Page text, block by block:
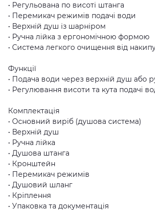
• Регульована по висоті штанга
• Перемикач режимів подачі води
• Верхній душ із шарніром
• Ручна лійка з ергономічною формою
• Система легкого очищення від
Функції
• Подача води через верхній душ або
• Регулювання висоти та кута подачі
Комплектація
• Основний виріб (душова система)
• Верхній душ
• Ручна лійка
• Душова штанга
• Кронштейн
• Перемикач режимів
• Душовий шланг
• Кріплення
• Упаковка та документація